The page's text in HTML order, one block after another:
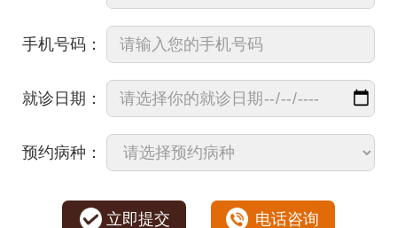
手机号码：
就诊日期：
预约病种：
立即提交 电话咨询